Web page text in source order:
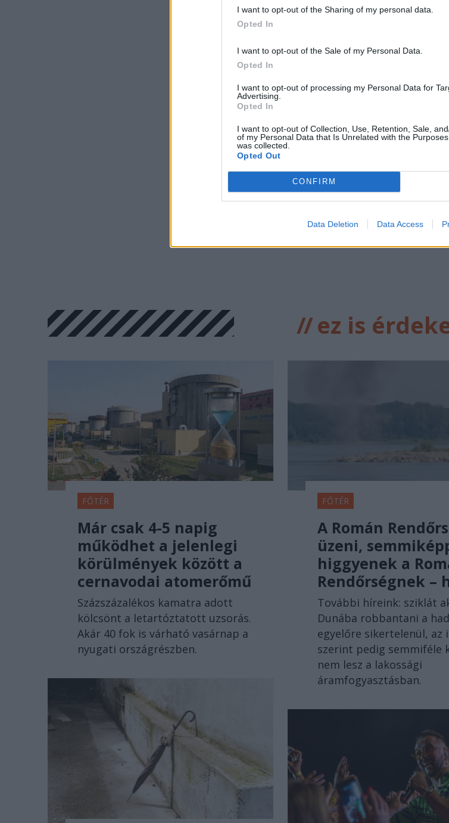
I want to opt-out of the Sharing of my personal data.
Opted In
I want to opt-out of the Sale of my Personal Data.
Opted In
I want to opt-out of processing my Personal Data for
Advertising.
Opted In
I want to opt-out of Collection, Use, Retention, Sale,
of my Personal Data that Is Unrelated with the
was collected.
Opted Out
CONFIRM
Data Deletion Data Access
//ez is
FŐTÉR
Már csak 4-5 napig
működhet a jelenlegi
körülmények között a
cernavodai atomerőmű
Százszázalékos kamatra adott
kölcsönt a letartóztatott uzsorás.
Akár 40 fok is várható vasárnap a
nyugati országrészben.
FŐTÉR
A Román
üzeni,
higgyenek a
Rendőrségnek –
További híreink: sziklát
Dunába robbantani a
egyelőre sikertelenül, az
szerint pedig semmiféle
nem lesz a lakossági
áramfogyasztásban.